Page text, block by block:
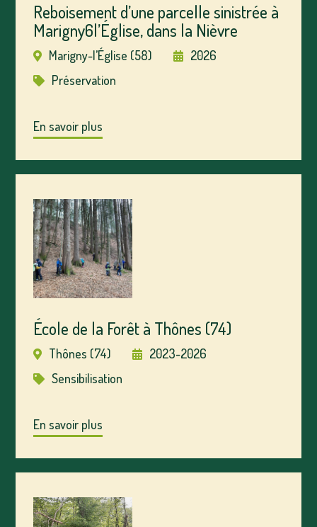
Reboisement d’une parcelle sinistrée à
Marigny6l’Église, dans la Nièvre
Marigny-l’Église (58)
2026
Préservation
En savoir plus
École de la Forêt à Thônes (74)
Thônes (74)
2023-2026
Sensibilisation
En savoir plus